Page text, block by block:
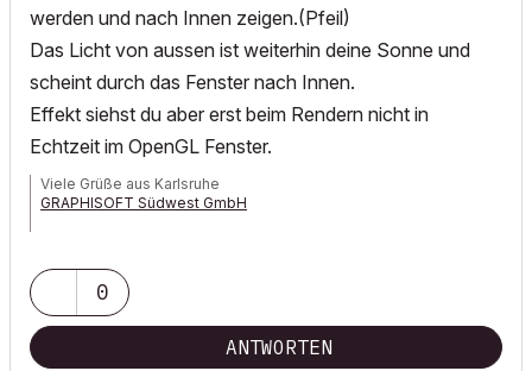
werden und nach Innen zeigen.(Pfeil)
Das Licht von aussen ist weiterhin deine Sonne und
scheint durch das Fenster nach Innen.
Effekt siehst du aber erst beim Rendern nicht in
Echtzeit im OpenGL Fenster.
Viele Grüße aus Karlsruhe
GRAPHISOFT Südwest GmbH
0
ANTWORTEN